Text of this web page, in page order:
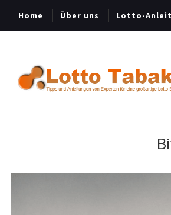
Home Über uns Lotto-